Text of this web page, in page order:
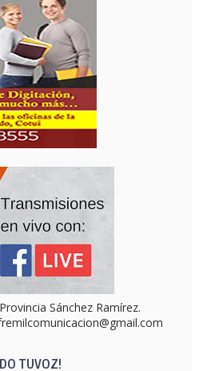
Sánchez Ramírez.
TUVOZ!